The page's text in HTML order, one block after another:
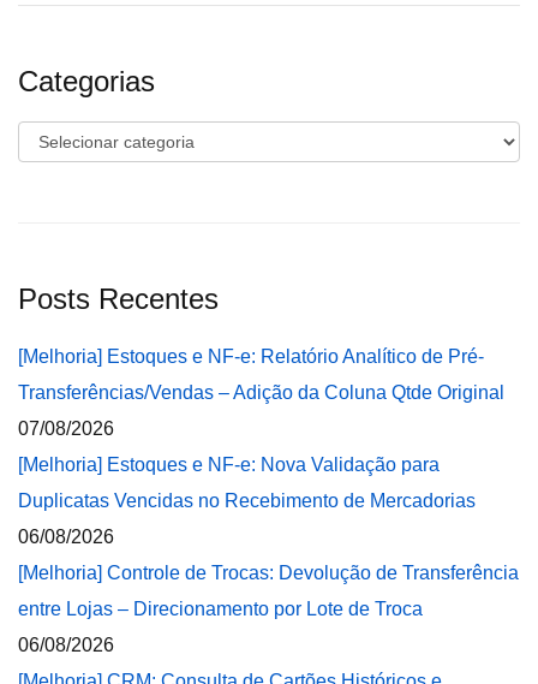
Categorias
Categorias
Posts Recentes
[Melhoria] Estoques e NF-e: Relatório Analítico de Pré-
Transferências/Vendas – Adição da Coluna Qtde Original
07/08/2026
[Melhoria] Estoques e NF-e: Nova Validação para
Duplicatas Vencidas no Recebimento de Mercadorias
06/08/2026
[Melhoria] Controle de Trocas: Devolução de Transferência
entre Lojas – Direcionamento por Lote de Troca
06/08/2026